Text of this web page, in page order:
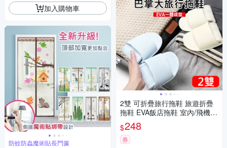
加入購物車
防蚊防蟲魔術貼長門簾
2雙 可折疊旅行拖鞋 旅遊折疊
拖鞋 EVA飯店拖鞋 室內/飛機/
沙灘拖鞋
$248
券